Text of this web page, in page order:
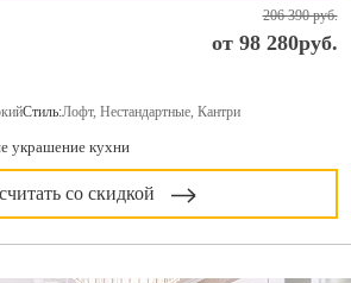
206 390 руб.
от 98 280руб.
Стиль:Лофт, Нестандартные, Кантри
украшение кухни
со скидкой